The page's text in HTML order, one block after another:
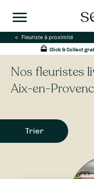
Fleuriste à proximité
Click & Collect
Nos fleuristes
Aix-en-
Trier